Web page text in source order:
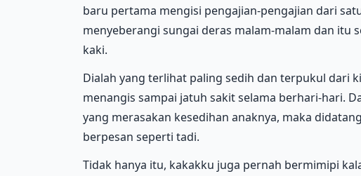
baru pertama mengisi pengajian-pengajian dari
menyeberangi sungai deras malam-malam dan itu
kaki.
Dialah yang terlihat paling sedih dan terpukul dari
menangis sampai jatuh sakit selama berhari-hari.
yang merasakan kesedihan anaknya, maka
berpesan seperti tadi.
Tidak hanya itu, kakakku juga pernah bermimipi